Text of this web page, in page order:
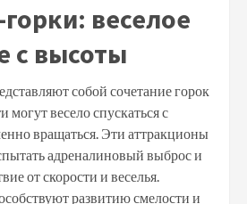
веселое
с высоты
собой сочетание горок
могут весело спускаться с
вращаться. Эти аттракционы
адреналиновый выброс и
от скорости и веселья.
развитию смелости и